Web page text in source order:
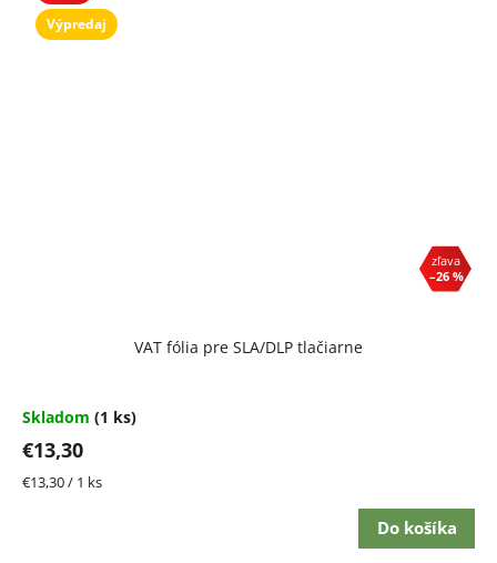
Výpredaj
–26 %
VAT fólia pre SLA/DLP tlačiarne
Skladom (1 ks)
€13,30
Jednotková
€13,30 / 1 ks
Do košíka